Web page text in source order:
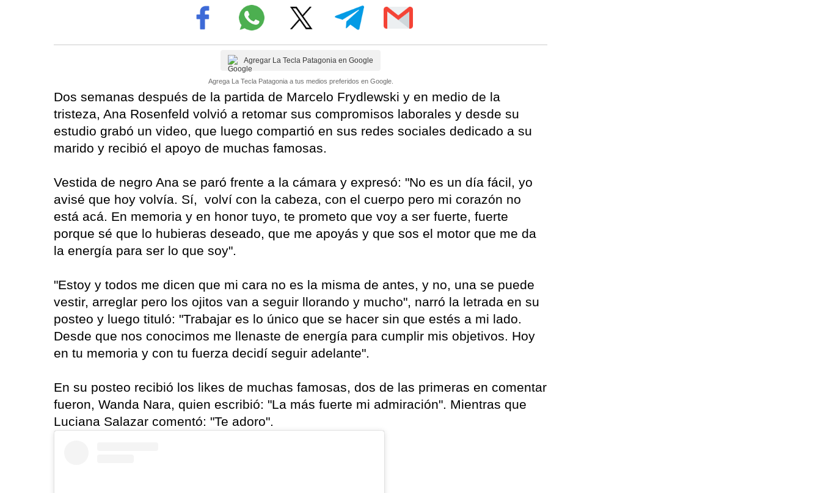
Agregar La Tecla Patagonia en Google
Agrega La Tecla Patagonia a tus medios preferidos en Google.
Dos semanas después de la partida de Marcelo Frydlewski y en medio de la
tristeza, Ana Rosenfeld volvió a retomar sus compromisos laborales y desde su
estudio grabó un video, que luego compartió en sus redes sociales dedicado a su
marido y recibió el apoyo de muchas famosas.
Vestida de negro Ana se paró frente a la cámara y expresó: "No es un día fácil, yo
avisé que hoy volvía. Sí, volví con la cabeza, con el cuerpo pero mi corazón no
está acá. En memoria y en honor tuyo, te prometo que voy a ser fuerte, fuerte
porque sé que lo hubieras deseado, que me apoyás y que sos el motor que me da
la energía para ser lo que soy".
"Estoy y todos me dicen que mi cara no es la misma de antes, y no, una se puede
vestir, arreglar pero los ojitos van a seguir llorando y mucho", narró la letrada en su
posteo y luego tituló: "Trabajar es lo único que se hacer sin que estés a mi lado.
Desde que nos conocimos me llenaste de energía para cumplir mis objetivos. Hoy
en tu memoria y con tu fuerza decidí seguir adelante".
En su posteo recibió los likes de muchas famosas, dos de las primeras en comentar
fueron, Wanda Nara, quien escribió: "La más fuerte mi admiración". Mientras que
Luciana Salazar comentó: "Te adoro".